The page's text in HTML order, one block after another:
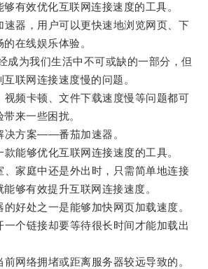
有效优化互联网连接速度的工具。
器，用户可以更快速地浏览网页、下
在线娱乐体验。
为我们生活中不可或缺的一部分，但
联网连接速度慢的问题。
频卡顿、文件下载速度慢等问题都可
来一些困扰。
方案——番茄加速器。
够优化互联网连接速度的工具。
家庭中还是外出时，只需简单地连接
够有效提升互联网连接速度。
处之一是能够加快网页加载速度。
个链接却要等待很长时间才能加载出
络拥堵或距离服务器较远导致的。